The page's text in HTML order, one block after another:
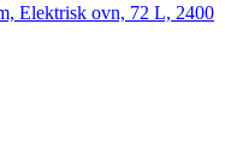
Elektrisk ovn, 72 L, 2400